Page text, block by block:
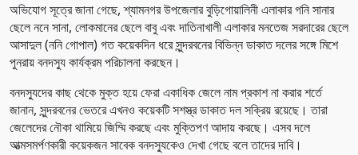
অভিযোগ সূত্রে জানা গেছে, শ্যামনগর উপজেলার বুড়িগোয়ালিনী এলাকার গনি সানার
ছেলে ননে সানা, লোকমানের ছেলে বাবু এবং দাতিনাখালী এলাকার মনতেজ সরদারের ছেলে
আসাদুল (ননি গোপাল) গত কয়েকদিন ধরে সুন্দরবনের বিভিন্ন ডাকাত দলের সঙ্গে মিশে
পুনরায় বনদস্যু কার্যক্রম পরিচালনা করছেন।
বনদস্যুদের কাছ থেকে মুক্ত হয়ে ফেরা একাধিক জেলে নাম প্রকাশ না করার শর্তে
জানান, সুন্দরবনের ভেতরে এখনও কয়েকটি সশস্ত্র ডাকাত দল সক্রিয় রয়েছে। তারা
জেলেদের নৌকা থামিয়ে জিম্মি করছে এবং মুক্তিপণ আদায় করছে। এসব দলে
আত্মসমর্পণকারী কয়েকজন সাবেক বনদস্যুকেও দেখা গেছে বলে তাদের দাবি।